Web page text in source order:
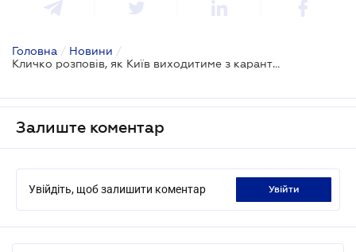
Головна / Новини /
Кличко розповів, як Київ виходитиме з карантину
Залиште коментар
Увійдіть, щоб залишити коментар увійти